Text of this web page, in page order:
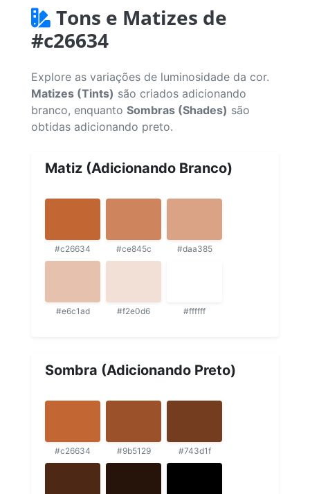
Tons e Matizes de
#c26634
Explore as variações de luminosidade da cor.
Matizes (Tints) são criados adicionando
branco, enquanto Sombras (Shades) são
obtidas adicionando preto.
Matiz (Adicionando Branco)
#c26634 #ce845c #daa385
#e6c1ad #f2e0d6 #ffffff
Sombra (Adicionando Preto)
#c26634 #9b5129 #743d1f